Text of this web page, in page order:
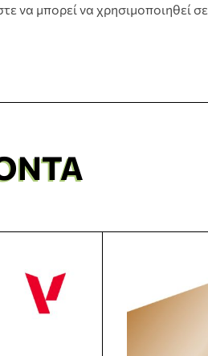
να μπορεί να χρησιμοποιηθεί σε